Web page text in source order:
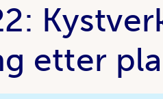
etter